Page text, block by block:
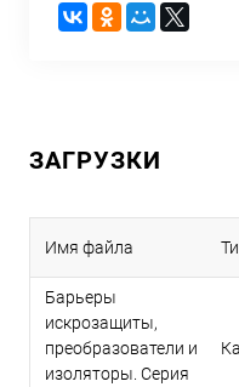
ЗАГРУЗКИ
Имя файла
Барьеры
искрозащиты,
преобразователи и
изоляторы. Серия